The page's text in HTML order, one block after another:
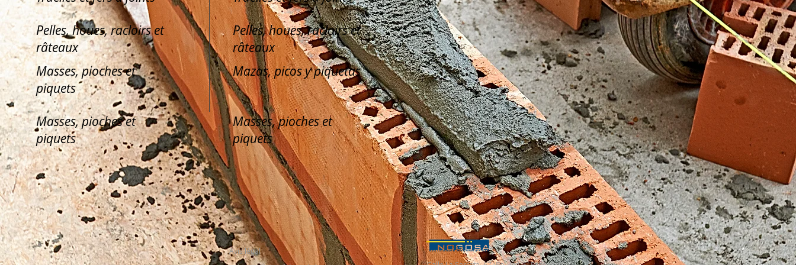
Pelles, houes, racloirs et
râteaux
Pelles, houes, racloirs et
râteaux
Masses, pioches et
piquets
Mazas, picos y piquetas
Masses, pioches et
piquets
Masses, pioches et
piquets
Avis légal